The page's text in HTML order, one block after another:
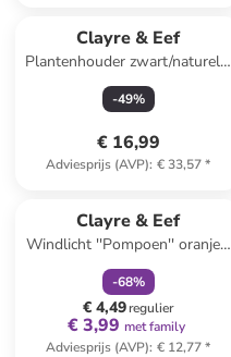
Clayre & Eef
Plantenhouder zwart/naturel -
(B)31 x (H)83 x (D)20 cm
-49%
€ 16,99
Adviesprijs (AVP): € 33,57*
Clayre & Eef
Windlicht ''Pompoen'' oranje -
(H)17 x Ø 12 cm
-68%
€ 4,49regulier
€ 3,99 met family
Adviesprijs (AVP): € 12,77*